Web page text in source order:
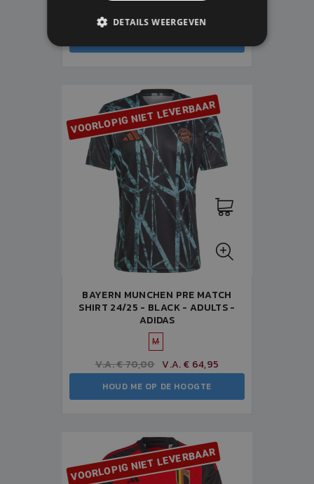
V.A. € 90,00 V.A. € 64,95
VOORLOPIG NIET LEVERBAAR
BAYERN MUNCHEN PRE MATCH
SHIRT 24/25 - BLACK - ADULTS -
ADIDAS
M
V.A. € 70,00 V.A. € 64,95
HOUD ME OP DE HOOGTE
VOORLOPIG NIET LEVERBAAR
DETAILS WEERGEVEN